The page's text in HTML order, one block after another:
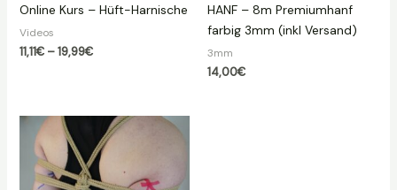
Online Kurs – Hüft-Harnische
Videos
11,11€ –19,99€Preisspanne:
HANF – 8m Premiumhanf
farbig 3mm (inkl Versand)
3mm
14,00€